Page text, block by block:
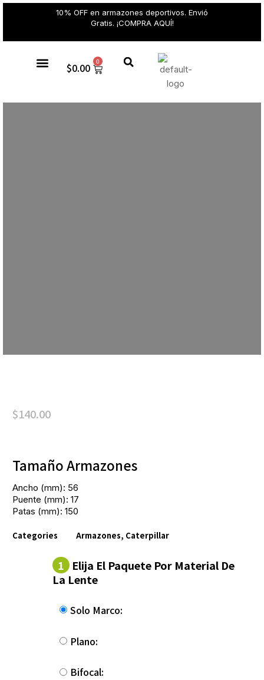
10% OFF en armazones deportivos. Envió
Gratis. ¡COMPRA AQUÍ!
$0.00 0
$140.00
Tamaño Armazones
Ancho (mm): 56
Puente (mm): 17
Patas (mm): 150
Categories Armazones, Caterpillar
1 Elija El Paquete Por Material De
La Lente
Solo Marco:
Plano:
Bifocal: